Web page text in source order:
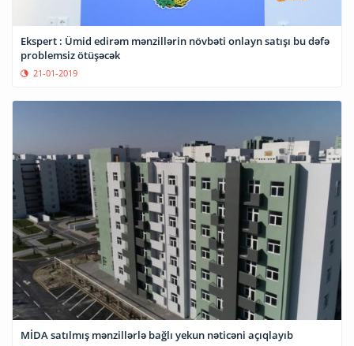
Ekspert : Ümid edirəm mənzillərin növbəti onlayn satışı bu dəfə
problemsiz ötüşəcək
21-01-2019
MİDA satılmış mənzillərlə bağlı yekun nəticəni açıqlayıb